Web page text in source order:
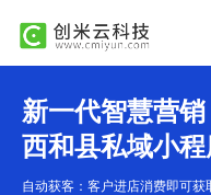
新一代智慧营销
西和县私域小
自动获客：客户进店消费即可获